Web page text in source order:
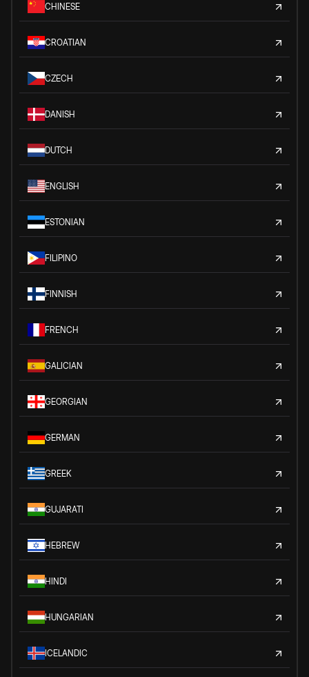
CHINESE
CROATIAN
CZECH
DANISH
DUTCH
ENGLISH
ESTONIAN
FILIPINO
FINNISH
FRENCH
GALICIAN
GEORGIAN
GERMAN
GREEK
GUJARATI
HEBREW
HINDI
HUNGARIAN
ICELANDIC